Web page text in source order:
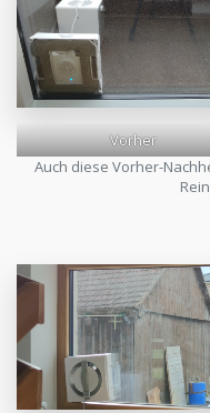
Vorher
Auch diese Vorher-